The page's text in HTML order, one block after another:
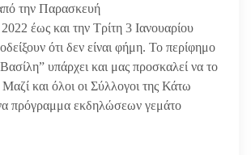
την Παρασκευή
έως και την Τρίτη 3 Ιανουαρίου
ότι δεν είναι φήμη. Το περίφημο
υπάρχει και μας προσκαλεί να το
και όλοι οι Σύλλογοι της Κάτω
πρόγραμμα εκδηλώσεων γεμάτο